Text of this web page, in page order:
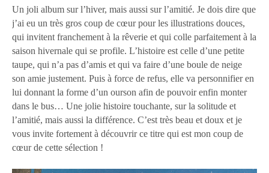
Un joli album sur l’hiver, mais aussi sur l’amitié. Je dois dire que
j’ai eu un très gros coup de cœur pour les illustrations douces,
qui invitent franchement à la rêverie et qui colle parfaitement à la
saison hivernale qui se profile. L’histoire est celle d’une petite
taupe, qui n’a pas d’amis et qui va faire d’une boule de neige
son amie justement. Puis à force de refus, elle va personnifier en
lui donnant la forme d’un ourson afin de pouvoir enfin monter
dans le bus… Une jolie histoire touchante, sur la solitude et
l’amitié, mais aussi la différence. C’est très beau et doux et je
vous invite fortement à découvrir ce titre qui est mon coup de
cœur de cette sélection !